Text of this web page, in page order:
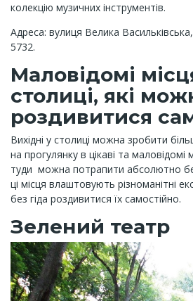
колекцію музичних інструментів.
Адреса: вулиця Велика
5732.
Маловідомі
столиці, які
роздивитися
Вихідні у столиці можна зробити
на прогулянку в цікаві та
туди можна потрапити абсолютно
ці місця влаштовують різноманітні
без гіда роздивитися їх самостійно.
Зелений театр